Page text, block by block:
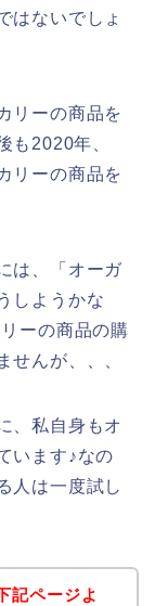
はないでしょ
リーの商品を
も2020年、
リーの商品を
は、「オーガ
しようかな
ーの商品の購
せんが、、、
、私自身もオ
います♪なの
人は一度試し
記ページよ